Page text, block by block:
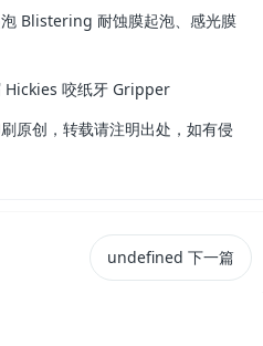
Blistering 耐蚀膜起泡、感光膜
Hickies 咬纸牙 Gripper
原创，转载请注明出处，如有侵
undefined 下一篇